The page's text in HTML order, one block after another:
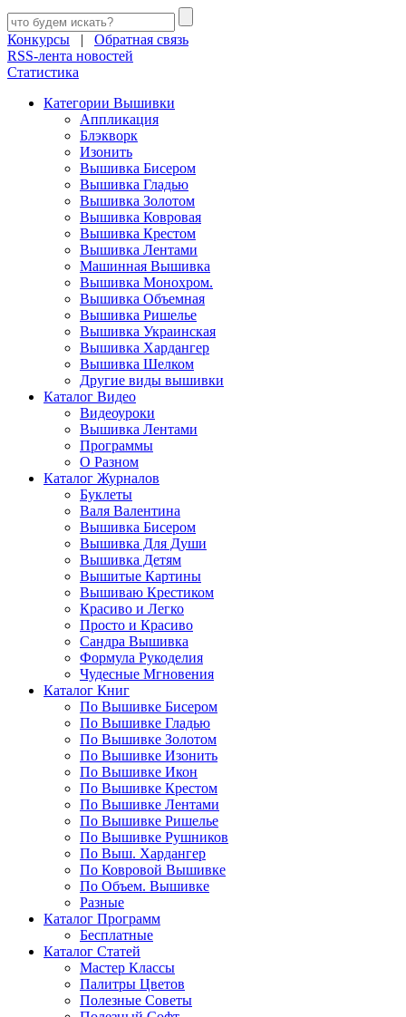
Конкурсы | Обратная связь
RSS-лента новостей
Статистика
Категории Вышивки
Аппликация
Блэкворк
Изонить
Вышивка Бисером
Вышивка Гладью
Вышивка Золотом
Вышивка Ковровая
Вышивка Крестом
Вышивка Лентами
Машинная Вышивка
Вышивка Монохром.
Вышивка Объемная
Вышивка Ришелье
Вышивка Украинская
Вышивка Хардангер
Вышивка Шелком
Другие виды вышивки
Каталог Видео
Видеоуроки
Вышивка Лентами
Программы
О Разном
Каталог Журналов
Буклеты
Валя Валентина
Вышивка Бисером
Вышивка Для Души
Вышивка Детям
Вышитые Картины
Вышиваю Крестиком
Красиво и Легко
Просто и Красиво
Сандра Вышивка
Формула Рукоделия
Чудесные Мгновения
Каталог Книг
По Вышивке Бисером
По Вышивке Гладью
По Вышивке Золотом
По Вышивке Изонить
По Вышивке Икон
По Вышивке Крестом
По Вышивке Лентами
По Вышивке Ришелье
По Вышивке Рушников
По Выш. Хардангер
По Ковровой Вышивке
По Объем. Вышивке
Разные
Каталог Программ
Бесплатные
Каталог Статей
Мастер Классы
Палитры Цветов
Полезные Советы